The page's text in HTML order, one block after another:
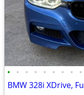
• • • • • • • • •